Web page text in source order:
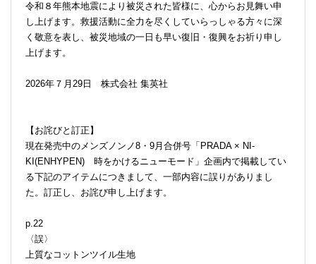
令和８年熊本地震により被災された皆様に、心からお見舞い申
し上げます。救援活動に全力を尽くしていらっしゃる方々に深
く敬意を表し、被災地域の一日も早い復旧・復興をお祈り申し
上げます。
2026年７月29日 株式会社 集英社
【お詫びと訂正】
現在発売中のメンズノンノ8・9月合併号「PRADA × NI-
KI(ENHYPEN) 時をかけるニューモード」企画内で掲載してい
る下記のアイテムにつきまして、一部内容に誤りがありまし
た。訂正し、お詫び申し上げます。
p.22
〈誤〉
上質なコットンツイル生地